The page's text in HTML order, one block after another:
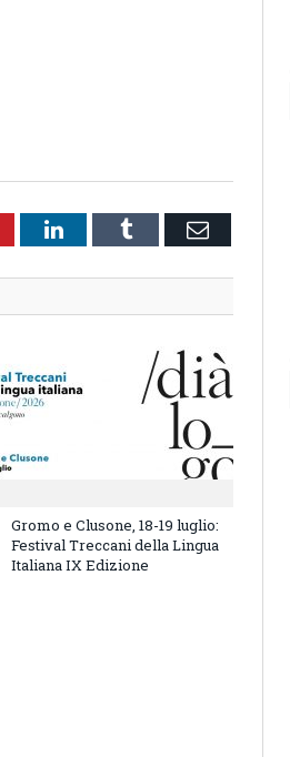
LinkedInTumblr Email
Gromo e Clusone, 18-19 luglio:
Festival Treccani della Lingua
Italiana IX Edizione